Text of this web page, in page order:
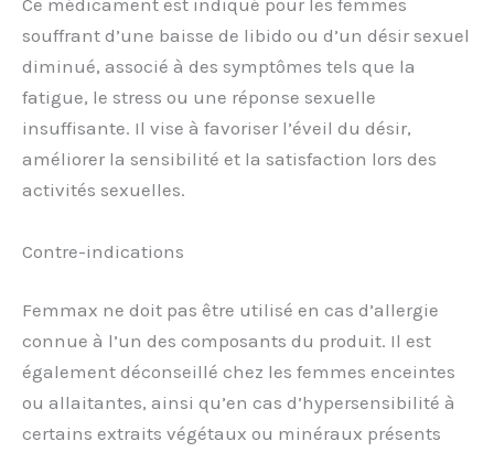
Ce médicament est indiqué pour les femmes
souffrant d’une baisse de libido ou d’un désir sexuel
diminué, associé à des symptômes tels que la
fatigue, le stress ou une réponse sexuelle
insuffisante. Il vise à favoriser l’éveil du désir,
améliorer la sensibilité et la satisfaction lors des
activités sexuelles.
Contre-indications
Femmax ne doit pas être utilisé en cas d’allergie
connue à l’un des composants du produit. Il est
également déconseillé chez les femmes enceintes
ou allaitantes, ainsi qu’en cas d’hypersensibilité à
certains extraits végétaux ou minéraux présents